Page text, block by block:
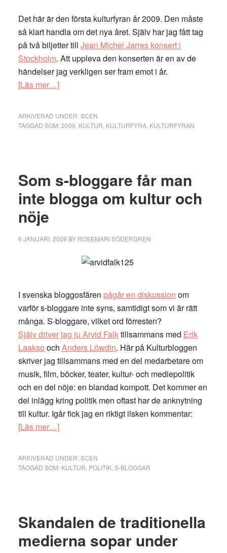
Det här är den första kulturfyran år 2009. Den måste
så klart handla om det nya året. Själv har jag fått tag
på två biljetter till Jean Michel Jarres konsert i
Stockholm. Att uppleva den konserten är en av de
händelser jag verkligen ser fram emot i år.
[Läs mer…]om
2009
ARKIVERAD UNDER:SCEN
TAGGAD SOM:2009 KULTUR KULTURFYRA, KULTURFYRAN
Som s-bloggare får man
inte blogga om kultur och
nöje
6 JANUARI, 2009 BY ROSEMARI SÖDERGREN
I svenska bloggosfären pågår en diskussion om
varför s-bloggare inte syns, samtidigt som vi är rätt
många. S-bloggare, vilket ord förresten?
Själv driver jag ju Arvid Falktillsammans med Erik
Laakso och Anders Löwdin. Här på Kulturbloggen
skriver jag tillsammans med en del medarbetare om
musik, film, böcker, teater, kultur- och mediepolitik
och en del nöje: en blandad kompott. Det kommer en
del inlägg kring politik men oftast har de anknytning
till kultur. Igår fick jag en riktigt ilsken kommentar:
[Läs mer…]om
bloggare
blogga
om
kultur
ARKIVERAD UNDER:SCEN
TAGGAD SOM: KULTUR POLITIK, S-BLOGGAR
Skandalen de traditionella
medierna sopar under